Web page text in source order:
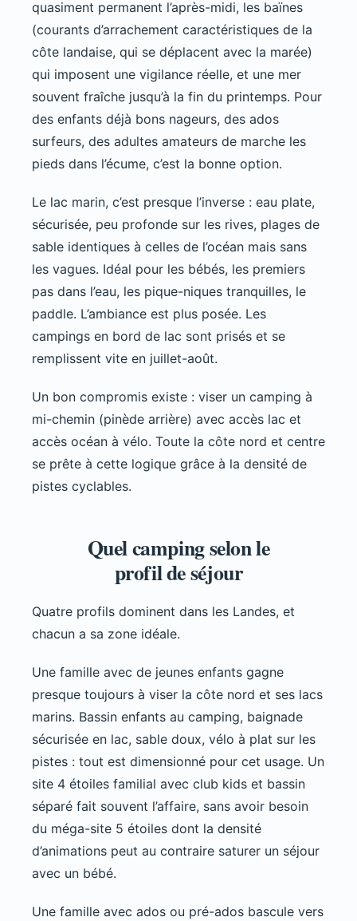
quasiment permanent l’après-midi, les baïnes
(courants d’arrachement caractéristiques de la
côte landaise, qui se déplacent avec la marée)
qui imposent une vigilance réelle, et une mer
souvent fraîche jusqu’à la fin du printemps. Pour
des enfants déjà bons nageurs, des ados
surfeurs, des adultes amateurs de marche les
pieds dans l’écume, c’est la bonne option.
Le lac marin, c’est presque l’inverse : eau plate,
sécurisée, peu profonde sur les rives, plages de
sable identiques à celles de l’océan mais sans
les vagues. Idéal pour les bébés, les premiers
pas dans l’eau, les pique-niques tranquilles, le
paddle. L’ambiance est plus posée. Les
campings en bord de lac sont prisés et se
remplissent vite en juillet-août.
Un bon compromis existe : viser un camping à
mi-chemin (pinède arrière) avec accès lac et
accès océan à vélo. Toute la côte nord et centre
se prête à cette logique grâce à la densité de
pistes cyclables.
Quel camping selon le
profil de séjour
Quatre profils dominent dans les Landes, et
chacun a sa zone idéale.
Une famille avec de jeunes enfants gagne
presque toujours à viser la côte nord et ses lacs
marins. Bassin enfants au camping, baignade
sécurisée en lac, sable doux, vélo à plat sur les
pistes : tout est dimensionné pour cet usage. Un
site 4 étoiles familial avec club kids et bassin
séparé fait souvent l’affaire, sans avoir besoin
du méga-site 5 étoiles dont la densité
d’animations peut au contraire saturer un séjour
avec un bébé.
Une famille avec ados ou pré-ados bascule vers